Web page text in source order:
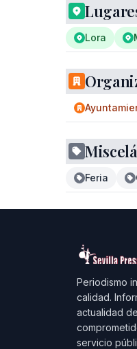
Lora
Feria
Periodismo
calidad.
actualidad
servicio